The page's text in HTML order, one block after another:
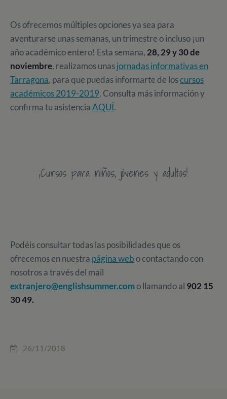
Os ofrecemos múltiples opciones ya sea para
aventurarse unas semanas, un trimestre o incluso ¡un
año académico entero! Esta semana, 28, 29 y 30 de
noviembre, realizamos unasjornadas informativas en
Tarragona, para que puedas informarte de loscursos
académicos 2019-2019. Consulta más información y
confirma tu asistenciaAQUÍ.
¡Cursos para niños, jóvenes y adultos!
Podéis consultar todas las posibilidades que os
ofrecemos en nuestra página webo contactando con
nosotros a través del mail
extranjero@englishsummer.como llamando al 902 15
30 49.
26/11/2018